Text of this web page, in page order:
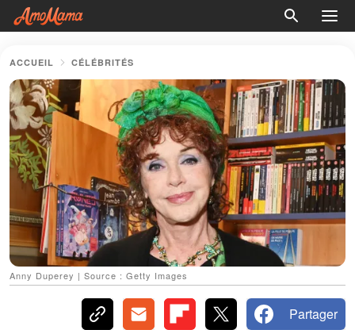
ACCUEIL CÉLÉBRITÉS
Anny Duperey | Source : Getty Images
Partager